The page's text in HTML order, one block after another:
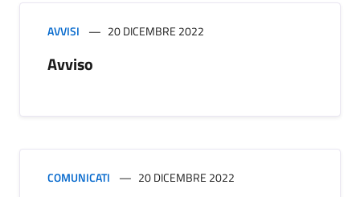
AVVISI 20 DICEMBRE 2022
Avviso
COMUNICATI 20 DICEMBRE 2022